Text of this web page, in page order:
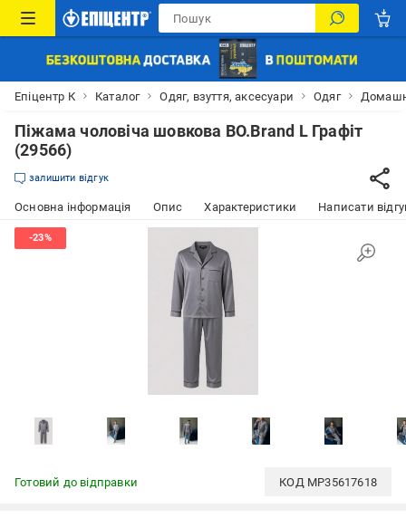
Епіцентр К Каталог Одяг, взуття, аксесуари Одяг
Піжама чоловіча шовкова BO.Brand L Графіт
(29566)
залишити відгук
Основна інформація Опис Характеристики Написати
Готовий до відправки КОД MP35617618